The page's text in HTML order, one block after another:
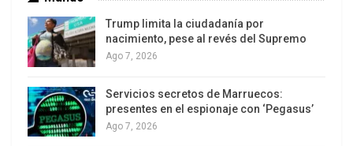
Los latinos le van dando la espalda a Trump
Trump limita la ciudadanía por
nacimiento, pese al revés del Supremo
Ago 7, 2026
Servicios secretos de Marruecos:
presentes en el espionaje con ‘Pegasus’
Ago 7, 2026